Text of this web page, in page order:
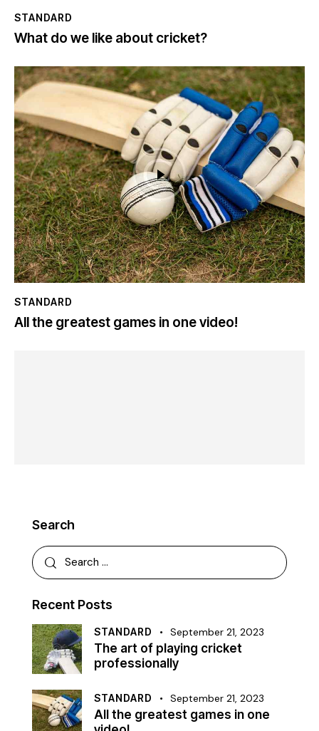
STANDARD
What do we like about cricket?
STANDARD
All the greatest games in one video!
Search
Recent Posts
STANDARD September 21, 2023
The art of playing cricket
professionally
STANDARD September 21, 2023
All the greatest games in one